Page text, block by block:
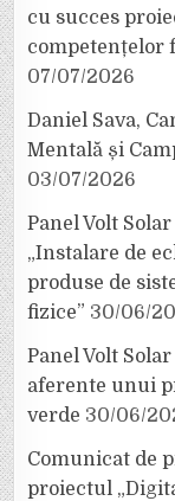
cu succes
competențelor
07/07/2026
Daniel Sava,
Mentală și
03/07/2026
Panel Volt
„Instalare de
produse de
fizice” 30/06/
Panel Volt
aferente unui
verde 30/06/
Comunicat de
proiectul